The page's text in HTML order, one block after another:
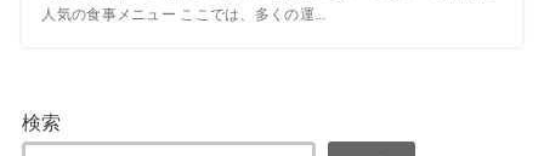
人気の食事メニュー ここでは、多くの運...
検索